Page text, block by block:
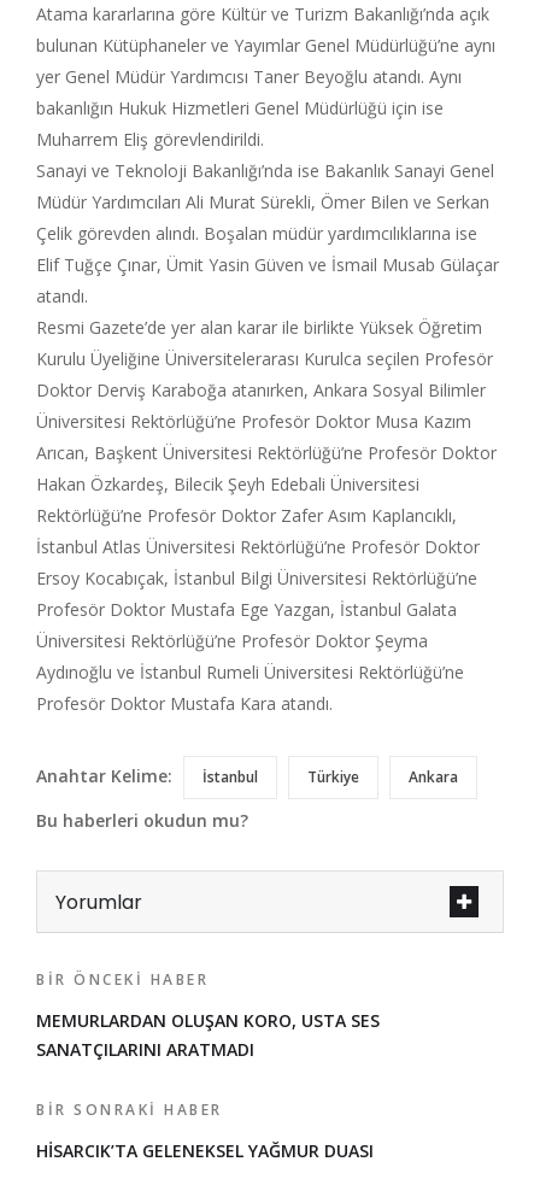
Atama kararlarına göre Kültür ve Turizm Bakanlığı’nda açık
bulunan Kütüphaneler ve Yayımlar Genel Müdürlüğü’ne aynı
yer Genel Müdür Yardımcısı Taner Beyoğlu atandı. Aynı
bakanlığın Hukuk Hizmetleri Genel Müdürlüğü için ise
Muharrem Eliş görevlendirildi.
Sanayi ve Teknoloji Bakanlığı’nda ise Bakanlık Sanayi Genel
Müdür Yardımcıları Ali Murat Sürekli, Ömer Bilen ve Serkan
Çelik görevden alındı. Boşalan müdür yardımcılıklarına ise
Elif Tuğçe Çınar, Ümit Yasin Güven ve İsmail Musab Gülaçar
atandı.
Resmi Gazete’de yer alan karar ile birlikte Yüksek Öğretim
Kurulu Üyeliğine Üniversitelerarası Kurulca seçilen Profesör
Doktor Derviş Karaboğa atanırken, Ankara Sosyal Bilimler
Üniversitesi Rektörlüğü’ne Profesör Doktor Musa Kazım
Arıcan, Başkent Üniversitesi Rektörlüğü’ne Profesör Doktor
Hakan Özkardeş, Bilecik Şeyh Edebali Üniversitesi
Rektörlüğü’ne Profesör Doktor Zafer Asım Kaplancıklı,
İstanbul Atlas Üniversitesi Rektörlüğü’ne Profesör Doktor
Ersoy Kocabıçak, İstanbul Bilgi Üniversitesi Rektörlüğü’ne
Profesör Doktor Mustafa Ege Yazgan, İstanbul Galata
Üniversitesi Rektörlüğü’ne Profesör Doktor Şeyma
Aydınoğlu ve İstanbul Rumeli Üniversitesi Rektörlüğü’ne
Profesör Doktor Mustafa Kara atandı.
Anahtar Kelime: İstanbul Türkiye Ankara
Bu haberleri okudun mu?
Yorumlar
BIR ÖNCEKI HABER
MEMURLARDAN OLUŞAN KORO, USTA SES
SANATÇILARINI ARATMADI
BIR SONRAKI HABER
HİSARCIK’TA GELENEKSEL YAĞMUR DUASI